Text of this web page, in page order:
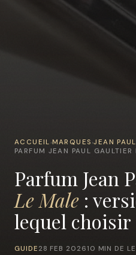
ACCUEIL ›MARQUES ›JEAN
PARFUM JEAN PAUL
Parfum Jean
Le Male :
lequel choisir
GUIDE 28 FEB 202610 MIN DE